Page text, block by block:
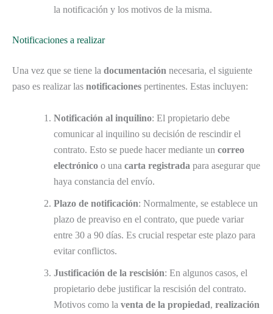
la notificación y los motivos de la misma.
Notificaciones a realizar
Una vez que se tiene la documentación necesaria, el siguiente
paso es realizar las notificaciones pertinentes. Estas incluyen:
Notificación al inquilino: El propietario debe
comunicar al inquilino su decisión de rescindir el
contrato. Esto se puede hacer mediante un correo
electrónico o una carta registrada para asegurar que
haya constancia del envío.
Plazo de notificación: Normalmente, se establece un
plazo de preaviso en el contrato, que puede variar
entre 30 a 90 días. Es crucial respetar este plazo para
evitar conflictos.
Justificación de la rescisión: En algunos casos, el
propietario debe justificar la rescisión del contrato.
Motivos como la venta de la propiedad, realización